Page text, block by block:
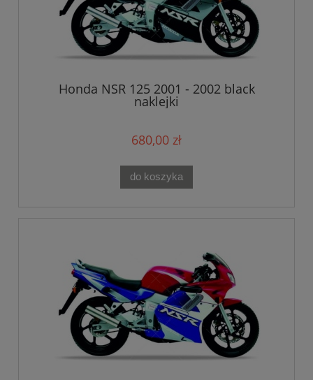
Honda NSR 125 2001 - 2002 black
naklejki
680,00 zł
do koszyka